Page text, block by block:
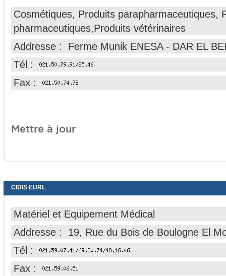
Cosmétiques, Produits parapharmaceutiques,
pharmaceutiques,Produits vétérinaires
Addresse : Ferme Munik ENESA - DAR EL
Tél :
Fax :
Mettre à jour
CIDIS EURL
Matériel et Equipement Médical
Addresse : 19, Rue du Bois de Boulogne El
Tél :
Fax :